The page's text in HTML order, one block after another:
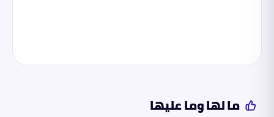
ما لها وما عليها